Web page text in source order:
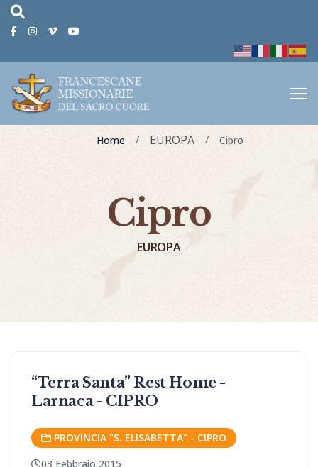
FacebookInstagram
Vimeo
fa-
glass
Home EUROPA Cipro
Cipro
EUROPA
“Terra Santa” Rest Home -
Larnaca - CIPRO
PROVINCIA "S. ELISABETTA" - CIPRO
03 Febbraio 2015